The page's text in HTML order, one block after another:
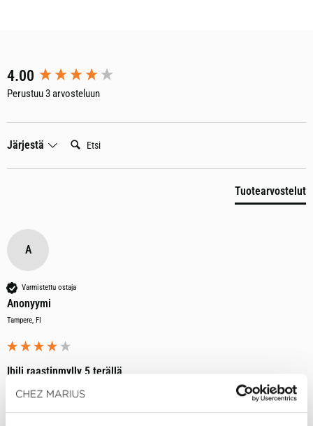
4.00
Perustuu 3 arvosteluun
Järjestä
Tuotearvostelut
A
Varmistettu ostaja
Anonyymi
Tampere, FI
Ibili raastinmylly 5 terällä
Olen käyttänyt kahta peräkkäistä, hyvin ulkonäöllisesti samannäköistä
myllyä vuosikymmeniä ja ne ovat olleet keittiöni yksi perusta. Tämän
New content loaded